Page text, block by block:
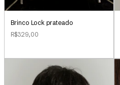
Brinco Lock prateado
R$329,00